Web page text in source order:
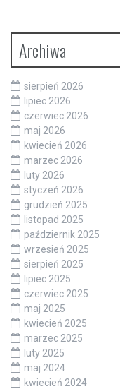
Archiwa
sierpień 2026
lipiec 2026
czerwiec 2026
maj 2026
kwiecień 2026
marzec 2026
luty 2026
styczeń 2026
grudzień 2025
listopad 2025
październik 2025
wrzesień 2025
sierpień 2025
lipiec 2025
czerwiec 2025
maj 2025
kwiecień 2025
marzec 2025
luty 2025
maj 2024
kwiecień 2024